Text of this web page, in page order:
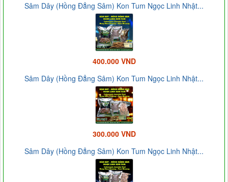
Sâm Dây (Hồng Đẳng Sâm) Kon Tum Ngọc Linh Nhật...
400.000 VND
Sâm Dây (Hồng Đẳng Sâm) Kon Tum Ngọc Linh Nhật...
300.000 VND
Sâm Dây (Hồng Đẳng Sâm) Kon Tum Ngọc Linh Nhật...